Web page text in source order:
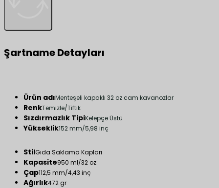
Şartname Detayları
Ürün adıMenteşeli kapaklı 32 oz cam kavanozlar
RenkTemizle/Tiftik
Sızdırmazlık TipiKelepçe Üstü
Yükseklik152 mm/5,98 inç
StilGıda Saklama Kapları
Kapasite950 ml/32 oz
Çap112,5 mm/4,43 inç
Ağırlık472 gr